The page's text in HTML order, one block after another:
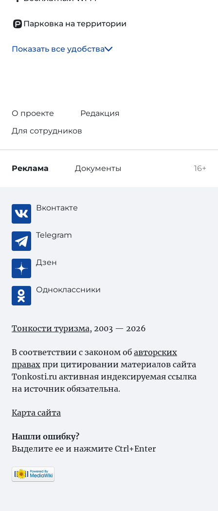
Парковка на территории
Показать все удобства
О проекте
Редакция
Для сотрудников
16+
Реклама Документы
Вконтакте
Telegram
Дзен
Одноклассники
Тонкости туризма, 2003 — 2026
В соответствии с законом об авторских
правах при цитировании материалов сайта
Tonkosti.ru активная индексируемая ссылка
на источник обязательна.
Карта сайта
Нашли ошибку?
Выделите ее и нажмите Ctrl+Enter